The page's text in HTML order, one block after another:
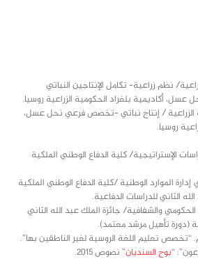
نظم زراعية- تكامل الإنتاجين النباتي
أكاديمية بلغراد الحكومية الزراعية روسيا.
الزراعية / إنتاج نباتي –تخصص فرعي نحل عسل،
روسيا.
الإستراتيجية/ كلية الدفاع الوطني الملكية
في إدارة الموارد الوطنية /كلية الدفاع الوطني الملكية
الثاني للدراسات الدفاعية.
الحكومي والشفافية/ جائزة الملك عبد الله الثاني
(دورة تأهيل مرشد معتمد).
“بوح السنديان” نصوص 2015.